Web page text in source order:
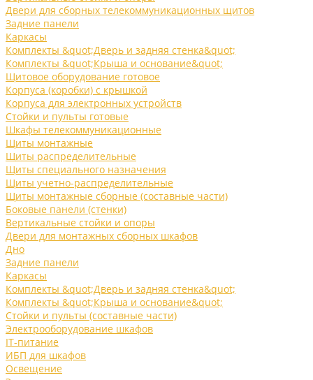
Двери для сборных телекоммуникационных щитов
Задние панели
Каркасы
Комплекты &quot;Дверь и задняя стенка&quot;
Комплекты &quot;Крыша и основание&quot;
Щитовое оборудование готовое
Корпуса (коробки) с крышкой
Корпуса для электронных устройств
Стойки и пульты готовые
Шкафы телекоммуникационные
Щиты монтажные
Щиты распределительные
Щиты специального назначения
Щиты учетно-распределительные
Щиты монтажные сборные (составные части)
Боковые панели (стенки)
Вертикальные стойки и опоры
Двери для монтажных сборных шкафов
Дно
Задние панели
Каркасы
Комплекты &quot;Дверь и задняя стенка&quot;
Комплекты &quot;Крыша и основание&quot;
Стойки и пульты (составные части)
Электрооборудование шкафов
IT-питание
ИБП для шкафов
Освещение